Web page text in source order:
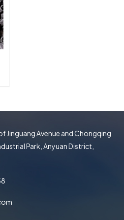
Jinguang Avenue and Chongqing
Park, Anyuan District,